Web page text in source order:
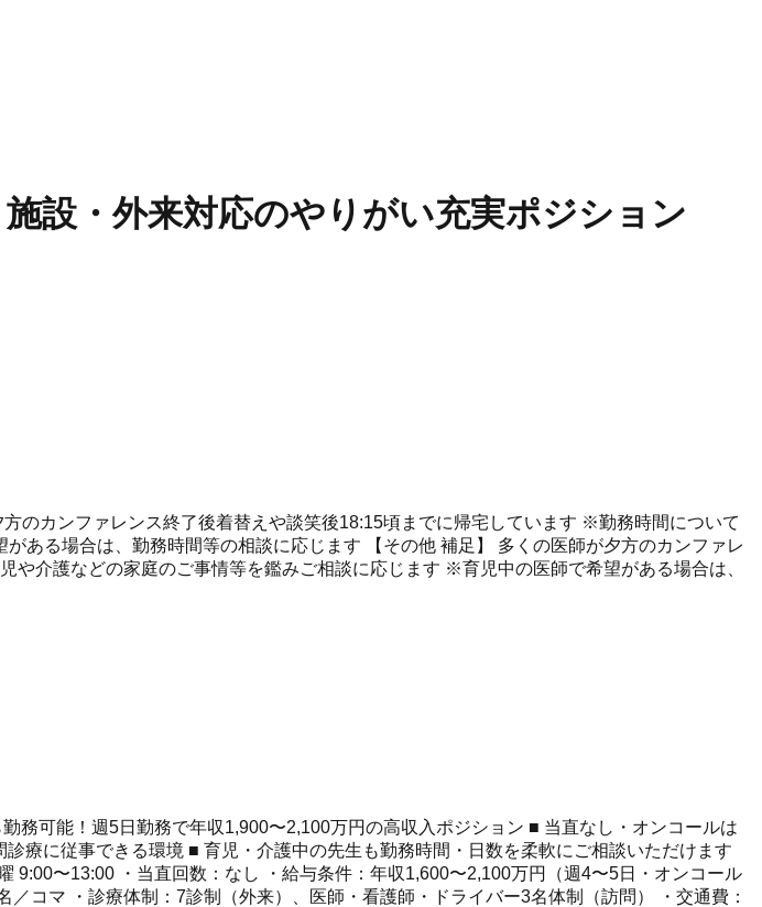
設・外来対応のやりがい充実ポジション
のカンファレンス終了後着替えや談笑後18:15頃までに帰宅しています ※勤務時間について
ある場合は、勤務時間等の相談に応じます 【その他 補足】 多くの医師が夕方のカンファレ
介護などの家庭のご事情等を鑑みご相談に応じます ※育児中の医師で希望がある場合は、
能！週5日勤務で年収1,900〜2,100万円の高収入ポジション ■ 当直なし・オンコールは
療に従事できる環境 ■ 育児・介護中の先生も勤務時間・日数を柔軟にご相談いただけます
〜13:00 ・当直回数：なし ・給与条件：年収1,600〜2,100万円（週4〜5日・オンコール
コマ ・診療体制：7診制（外来）、医師・看護師・ドライバー3名体制（訪問） ・交通費：